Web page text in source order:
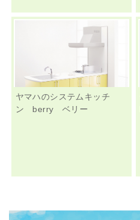
ヤマハのシステムキッチ
ン berry ベリー